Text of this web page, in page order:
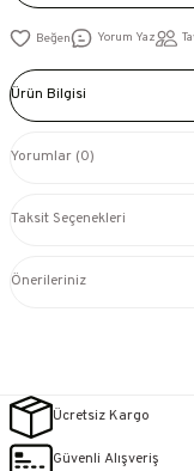
Yorum Yaz
Ürün Bilgisi
Yorumlar (0)
Taksit Seçenekleri
Önerileriniz
Ücretsiz Kargo
Güvenli Alışveriş